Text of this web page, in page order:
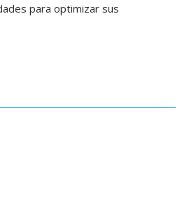
para optimizar sus